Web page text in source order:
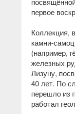
первое
Коллекция,
камни-
(например,
железных
Лизуну,
40 лет. По
перешло из
работал